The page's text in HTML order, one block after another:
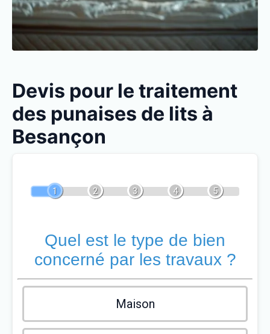
Devis pour le traitement
des punaises de lits à
Besançon
1 2 3 4 5
Quel est le type de bien
concerné par les travaux ?
Maison